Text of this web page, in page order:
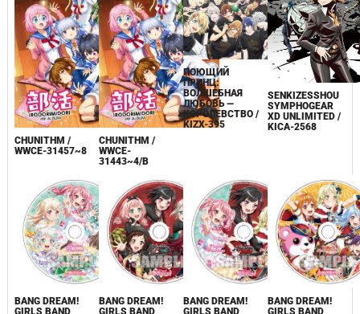
CHUNITHM /
WWCE-31457~8
CHUNITHM /
WWCE-
31443~4/B
ПОЮЩИЙ
ПРИНЦ:
ВОЛШЕБНАЯ
ЛЮБОВЬ —
КОРОЛЕВСТВО /
KIZX-395
SENKIZESSHOU
SYMPHOGEAR
XD UNLIMITED /
KICA-2568
BANG DREAM!
GIRLS BAND
BANG DREAM!
GIRLS BAND
BANG DREAM!
GIRLS BAND
BANG DREAM!
GIRLS BAND